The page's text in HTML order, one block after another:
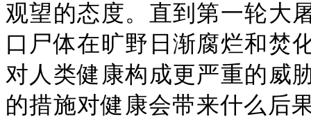
观望的态度。直到第一轮大
口尸体在旷野日渐腐烂和焚
对人类健康构成更严重的威
的措施对健康会带来什么后